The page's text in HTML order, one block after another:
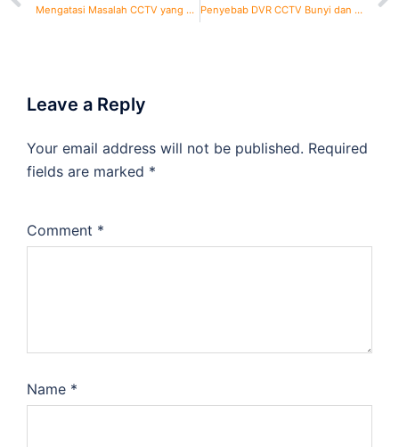
Mengatasi Masalah CCTV yang Mati Total Penyebab DVR CCTV Bunyi dan Cara Mengatasinya
Leave a Reply
Your email address will not be published. Required
fields are marked *
Comment *
Name *